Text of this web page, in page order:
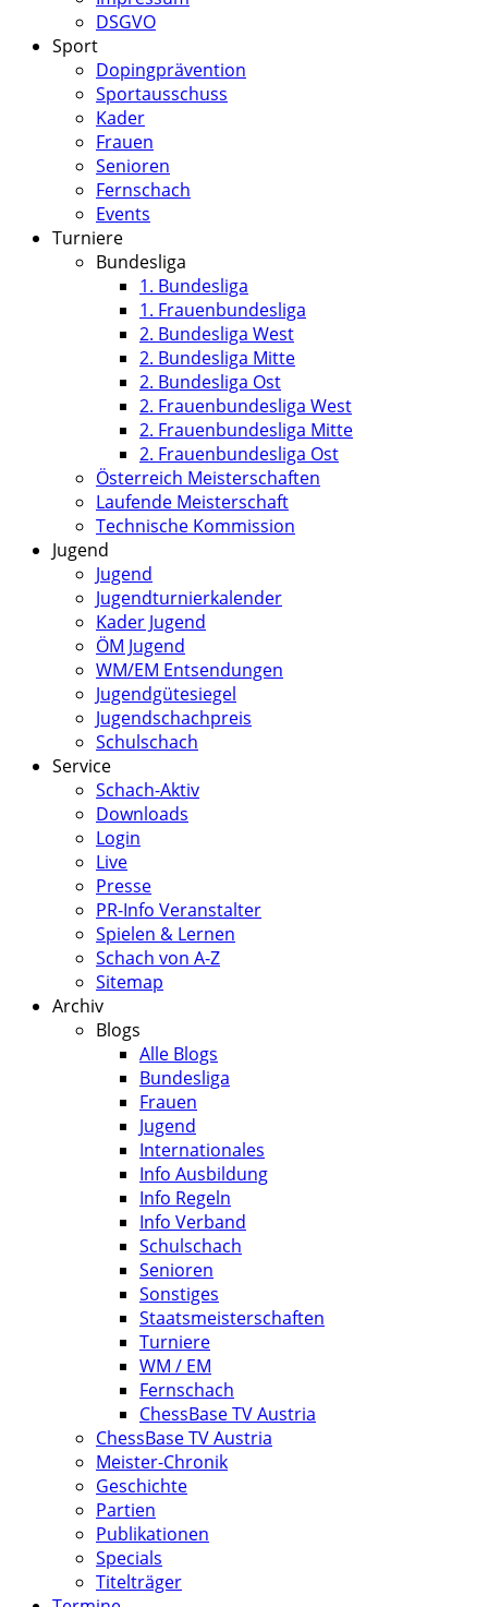
DSGVO
Sport
Dopingprävention
Sportausschuss
Kader
Frauen
Senioren
Fernschach
Events
Turniere
Bundesliga
1. Bundesliga
1. Frauenbundesliga
2. Bundesliga West
2. Bundesliga Mitte
2. Bundesliga Ost
2. Frauenbundesliga West
2. Frauenbundesliga Mitte
2. Frauenbundesliga Ost
Österreich Meisterschaften
Laufende Meisterschaft
Technische Kommission
Jugend
Jugend
Jugendturnierkalender
Kader Jugend
ÖM Jugend
WM/EM Entsendungen
Jugendgütesiegel
Jugendschachpreis
Schulschach
Service
Schach-Aktiv
Downloads
Login
Live
Presse
PR-Info Veranstalter
Spielen & Lernen
Schach von A-Z
Sitemap
Archiv
Blogs
Alle Blogs
Bundesliga
Frauen
Jugend
Internationales
Info Ausbildung
Info Regeln
Info Verband
Schulschach
Senioren
Sonstiges
Staatsmeisterschaften
Turniere
WM / EM
Fernschach
ChessBase TV Austria
ChessBase TV Austria
Meister-Chronik
Geschichte
Partien
Publikationen
Specials
Titelträger